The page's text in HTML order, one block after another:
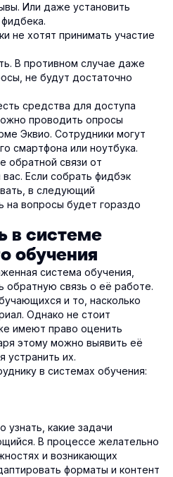
Или даже установить
не хотят принимать участие
В противном случае даже
не будут достаточно
средства для доступа
проводить опросы
Эквио. Сотрудники могут
смартфона или ноутбука.
обратной связи от
Если собрать фидбэк
в следующий
на вопросы будет гораздо
в системе
обучения
система обучения,
обратную связь о её работе.
и то, насколько
Однако не стоит
имеют право оценить
этому можно выявить её
устранить их.
в системах обучения:
какие задачи
В процессе желательно
и возникающих
форматы и контент